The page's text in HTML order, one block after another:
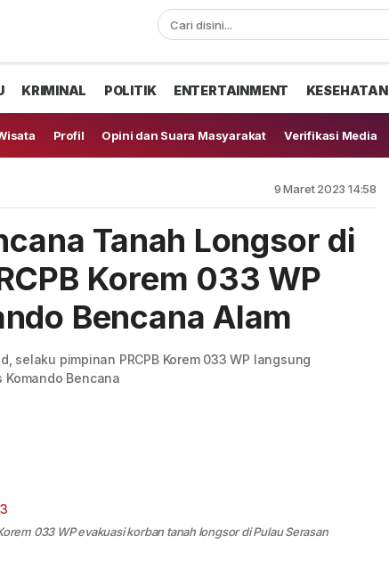
KRIMINAL POLITIK ENTERTAINMENT KESEHATAN
Profil Opini dan Suara Masyarakat Verifikasi Media
9 Maret 2023 14:58
Tanah Longsor di
Korem 033 WP
Bencana Alam
selaku pimpinan PRCPB Korem 033 WP langsung
Bencana
033 WP evakuasi korban tanah longsor di Pulau Serasan